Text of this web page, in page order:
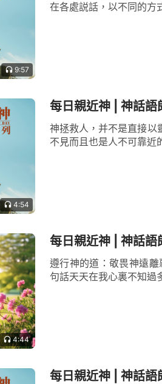
9:57
在各處説話，以不同的
4:54
每日親近神 | 神話語
神拯救人，并不是直接以
不見而且也是人不可靠
4:44
每日親近神 | 神話
遵行神的道：敬畏神遠
句話天天在我心裏不知
每日親近神 | 神話